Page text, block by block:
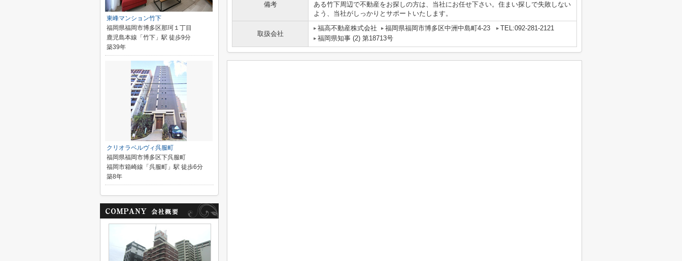
備考
ある竹下周辺で不動産をお探しの方は、当社にお任せ下さい。住まい探しで失敗しない
よう、当社がしっかりとサポートいたします。
取扱会社
福高不動産株式会社 福岡県福岡市博多区中洲中島町4-23
TEL:092-281-2121
福岡県知事 (2) 第18713号
東峰マンション竹下
福岡県福岡市博多区那珂１丁目
鹿児島本線「竹下」駅 徒歩9分
築39年
クリオラベルヴィ呉服町
福岡県福岡市博多区下呉服町
福岡市箱崎線「呉服町」駅 徒歩6分
築8年